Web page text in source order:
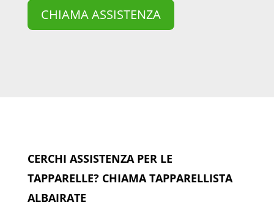
CHIAMA ASSISTENZA
CERCHI ASSISTENZA PER LE
TAPPARELLE? CHIAMA TAPPARELLISTA
ALBAIRATE